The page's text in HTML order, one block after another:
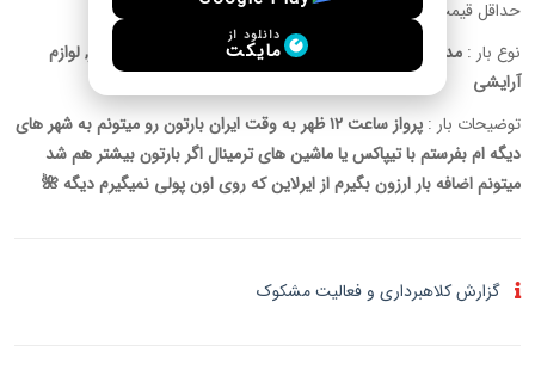
حداقل قیمت به ازای هر کیلوگرم:1 USD
نوع بار : مدارک, دخانیات, پوشاک, پت, دارو, لوازم الکترونیکی, دیگر, لوازم
آرایشی
توضیحات بار :
پرواز ساعت ۱۲ ظهر به وقت ایران بارتون رو میتونم به شهر های
دیگه ام بفرستم با تیپاکس یا ماشین های ترمینال اگر بارتون بیشتر هم شد
میتونم اضافه بار ارزون بگیرم از ایرلاین که روی اون پولی نمیگیرم دیگه 🌺
گزارش کلاهبرداری و فعالیت مشکوک
دانلود از
مایکت